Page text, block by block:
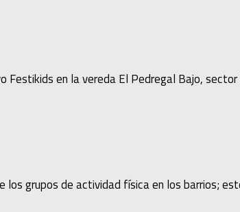
en la vereda El Pedregal Bajo,
grupos de actividad física en los barrios;